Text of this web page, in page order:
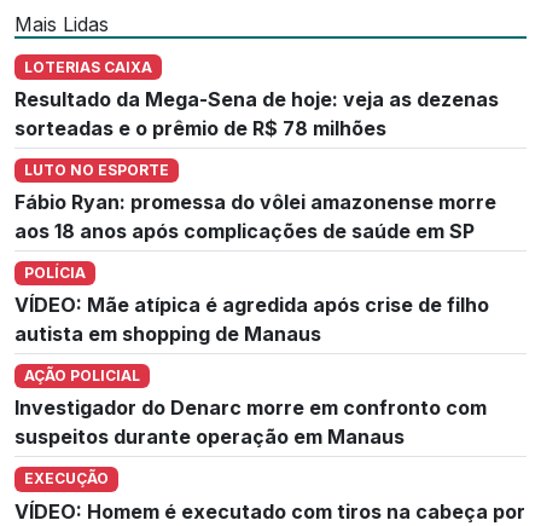
Mais Lidas
LOTERIAS CAIXA
Resultado da Mega-Sena de hoje: veja as dezenas
sorteadas e o prêmio de R$ 78 milhões
LUTO NO ESPORTE
Fábio Ryan: promessa do vôlei amazonense morre
aos 18 anos após complicações de saúde em SP
POLÍCIA
VÍDEO: Mãe atípica é agredida após crise de filho
autista em shopping de Manaus
AÇÃO POLICIAL
Investigador do Denarc morre em confronto com
suspeitos durante operação em Manaus
EXECUÇÃO
VÍDEO: Homem é executado com tiros na cabeça por